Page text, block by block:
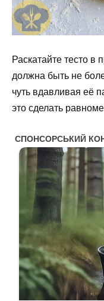
Раскатайте тесто в
должна быть не
чуть вдавливая её
это сделать